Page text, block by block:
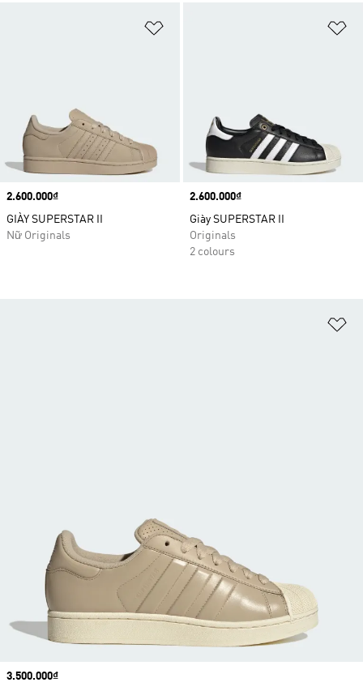
Price
2.600.000₫
GIÀY SUPERSTAR II
Nữ Originals
Price
2.600.000₫
Giày SUPERSTAR II
Originals
2 colours
Price
3.500.000₫